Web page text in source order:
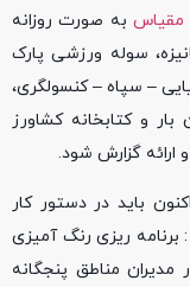
مقیاسبه صورت روزانه
سوله ورزشی پارک
– سپاه – کنسولگری،
و کتابخانه کشاورز
ارائه گزارش شود.
باید در دستور کار
برنامه ریزی رنگ آمیزی
مناطق پنجگانه